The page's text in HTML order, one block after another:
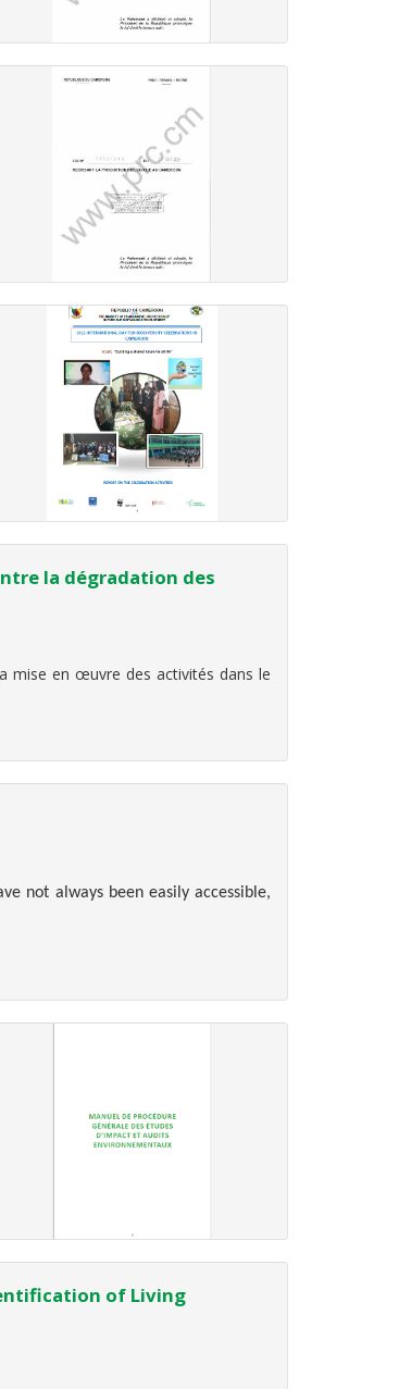
la dégradation des
mise en œuvre des activités dans le
not always been easily accessible,
of Living